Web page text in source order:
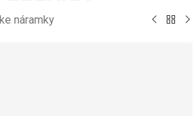
náramky